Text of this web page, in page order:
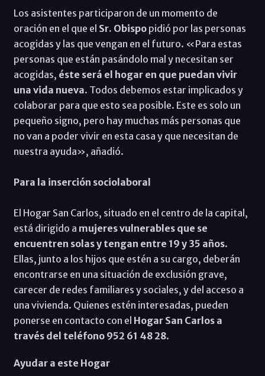
Los asistentes participaron de un momento de
oración en el que el Sr. Obispopidió por las personas
acogidas y las que vengan en el futuro. «Para estas
personas que están pasándolo mal y necesitan ser
acogidas, éste será el hogar en que puedan vivir
una vida nueva. Todos debemos estar implicados y
colaborar para que esto sea posible. Este es solo un
pequeño signo, pero hay muchas más personas que
no van a poder vivir en esta casa y que necesitan de
nuestra ayuda», añadió.
Para la inserción sociolaboral
El Hogar San Carlos, situado en el centro de la capital,
está dirigido a mujeres vulnerables que se
encuentren solas y tengan entre 19 y 35 años.
Ellas, junto a los hijos que estén a su cargo, deberán
encontrarse en una situación de exclusión grave,
carecer de redes familiares y sociales, y del acceso a
una vivienda. Quienes estén interesadas, pueden
ponerse en contacto con el Hogar San Carlos a
través del teléfono 952 61 48 28.
Ayudar a este Hogar